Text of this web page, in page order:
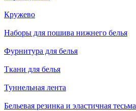
Кружево
Наборы для пошива нижнего белья
Фурнитура для белья
Ткани для белья
Туннельная лента
Бельевая резинка и эластичная тесьма